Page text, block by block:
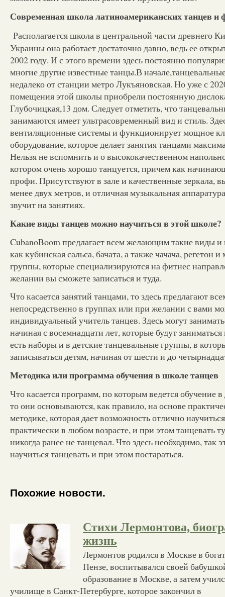
Современная школа латиноамериканских танцев и
Располагается школа в центральной части древнего
Украины она работает достаточно давно, ведь ее
2002 году. И с этого времени здесь постоянно
многие другие известные танцы.В
недалеко от станции метро Лукъяновская. Но уже с
помещения этой школы приобрели постоянную
Глубочицкая,13 дом. Следует отметить, что
занимаются имеет ультрасовременный вид и стиль.
вентиляционные системы и функционирует мощное
оборудование, которое делает занятия танцами
Нельзя не вспомнить и о высококачественном
котором очень хорошо танцуется, причем как
профи. Присутствуют в зале и качественные зеркала,
менее двух метров, и отличная музыкальная
звучит на занятиях.
Какие виды танцев можно научиться в этой школе?
CubanoBoom предлагает всем желающим такие виды и
как кубинская сальса, бачата, а также чачача, регетон и
группы, которые специализируются на фитнес
желании вы сможете записаться и туда.
Что касается занятий танцами, то здесь предлагают
непосредственно в группах или при желании с вами
индивидуальный учитель танцев. Здесь могут
начиная с восемнадцати лет, которые будут
есть наборы и в детские танцевальные группы, в
записываться детям, начиная от шести и до
Методика или программа обучения в школе танцев
Что касается программ, по которым ведется обучение
то они основываются, как правило, на основе
методике, которая дает возможность отлично
практически в любом возрасте, и при этом танцевать
никогда ранее не танцевал. Что здесь необходимо, так
научиться танцевать и при этом постараться.
Похожие новости.
Стихи Лермонтова,
жизнь
Лермонтов родился в Москве в
Пензе, воспитывался своей
образование в Москве, а затем
училище в Санкт-Петербурге, которое закончил в